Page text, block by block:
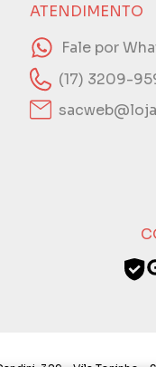
ATENDIMENTO
Fale por
(17) 3209-